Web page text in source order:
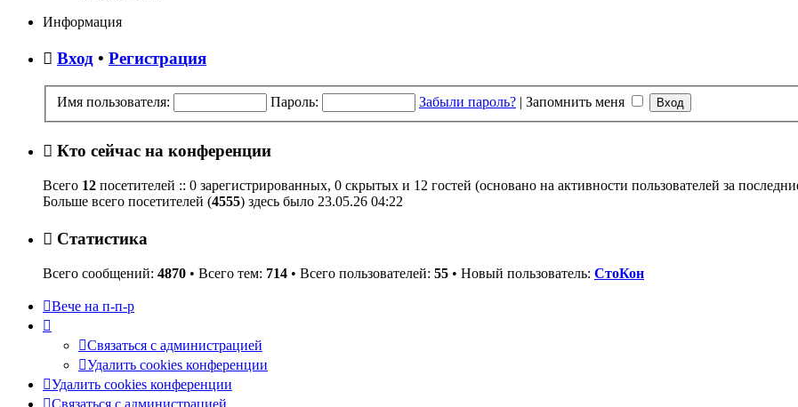
Информация
Вход • Регистрация
Имя пользователя: Пароль: Забыли пароль? | Запомнить меня
Кто сейчас на конференции
Всего 12 посетителей :: 0 зарегистрированных, 0 скрытых и 12 гостей (основано на активности пользователей за
Больше всего посетителей (4555) здесь было 23.05.26 04:22
Статистика
Всего сообщений: 4870 • Всего тем: 714 • Всего пользователей: 55 • Новый пользователь: СтоКон
Вече на п-п-р
Связаться с администрацией
Удалить cookies конференции
Удалить cookies конференции
Связаться с администрацией